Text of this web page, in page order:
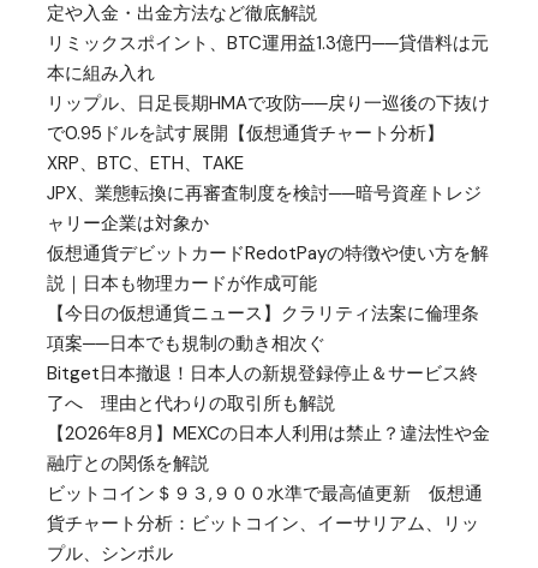
定や入金・出金方法など徹底解説
リミックスポイント、BTC運用益1.3億円──貸借料は元
本に組み入れ
リップル、日足長期HMAで攻防──戻り一巡後の下抜け
で0.95ドルを試す展開【仮想通貨チャート分析】
XRP、BTC、ETH、TAKE
JPX、業態転換に再審査制度を検討──暗号資産トレジ
ャリー企業は対象か
仮想通貨デビットカードRedotPayの特徴や使い方を解
説｜日本も物理カードが作成可能
【今日の仮想通貨ニュース】クラリティ法案に倫理条
項案──日本でも規制の動き相次ぐ
Bitget日本撤退！日本人の新規登録停止＆サービス終
了へ 理由と代わりの取引所も解説
【2026年8月】MEXCの日本人利用は禁止？違法性や金
融庁との関係を解説
ビットコイン＄９３,９００水準で最高値更新 仮想通
貨チャート分析：ビットコイン、イーサリアム、リッ
プル、シンボル